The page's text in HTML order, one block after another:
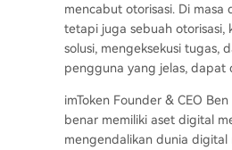
mencabut otorisasi. Di
tetapi juga sebuah otorisasi,
solusi, mengeksekusi tugas,
pengguna yang jelas,
imToken Founder & CEO
benar memiliki aset digital
mengendalikan dunia